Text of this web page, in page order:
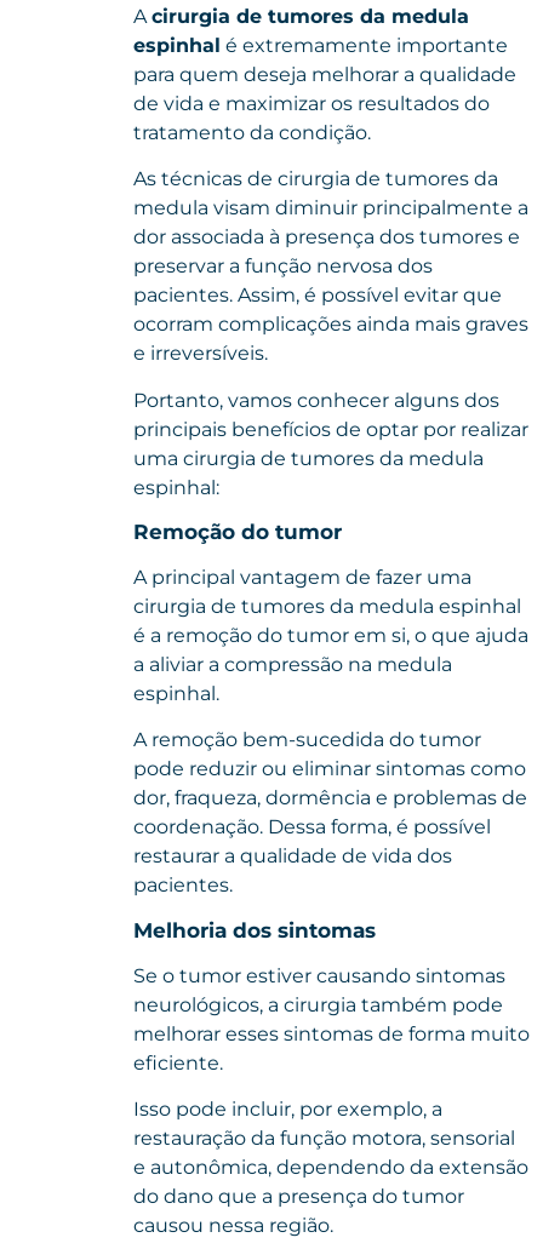
Acirurgia de tumores da medula
espinhal é extremamente importante
para quem deseja melhorar a qualidade
de vida e maximizar os resultados do
tratamento da condição.
As técnicas de cirurgia de tumores da
medula visam diminuir principalmente a
dor associada à presença dos tumores e
preservar a função nervosa dos
pacientes. Assim, é possível evitar que
ocorram complicações ainda mais graves
e irreversíveis.
Portanto, vamos conhecer alguns dos
principais benefícios de optar por realizar
uma cirurgia de tumores da medula
espinhal:
Remoção do tumor
A principal vantagem de fazer uma
cirurgia de tumores da medula espinhal
é a remoção do tumor em si, o que ajuda
a aliviar a compressão na medula
espinhal.
A remoção bem-sucedida do tumor
pode reduzir ou eliminar sintomas como
dor, fraqueza, dormência e problemas de
coordenação. Dessa forma, é possível
restaurar a qualidade de vida dos
pacientes.
Melhoria dos sintomas
Se o tumor estiver causando sintomas
neurológicos, a cirurgia também pode
melhorar esses sintomas de forma muito
eficiente.
Isso pode incluir, por exemplo, a
restauração da função motora, sensorial
e autonômica, dependendo da extensão
do dano que a presença do tumor
causou nessa região.